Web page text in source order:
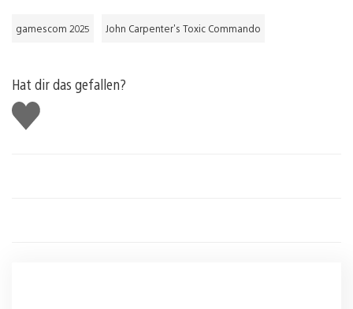
gamescom 2025 John Carpenter's Toxic Commando
Hat dir das gefallen?
Gefällt
mir